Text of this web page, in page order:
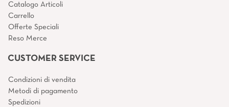
Catalogo Articoli
Carrello
Offerte Speciali
Reso Merce
CUSTOMER SERVICE
Condizioni di vendita
Metodi di pagamento
Spedizioni